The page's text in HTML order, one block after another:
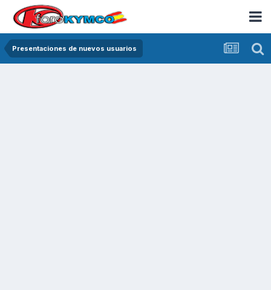
Presentaciones de nuevos usuarios